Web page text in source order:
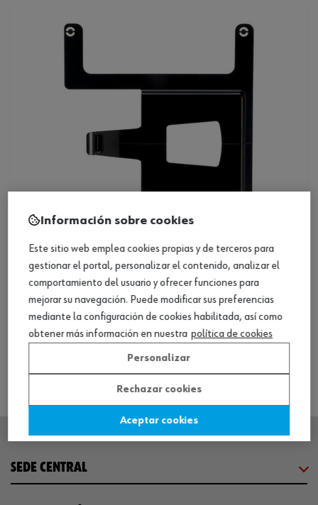
ref.:5581002000
SOPORTE INTERNO DOC. 8.4.X
Loading...
Ver producto
SEDE CENTRAL
Información sobre cookies
Este sitio web emplea cookies propias y de terceros para
gestionar el portal, personalizar el contenido, analizar el
comportamiento del usuario y ofrecer funciones para
mejorar su navegación. Puede modificar sus preferencias
mediante la configuración de cookies habilitada, así como
obtener más información en nuestra política de cookies
Personalizar
Rechazar cookies
Aceptar cookies